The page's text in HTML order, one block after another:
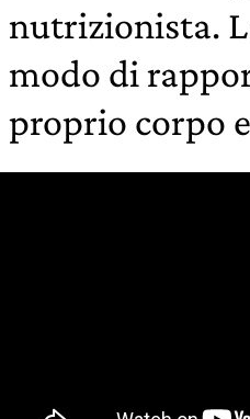
nutrizionista.
modo di
proprio corpo